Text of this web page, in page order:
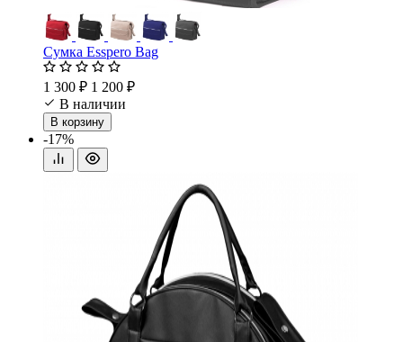
Сумка Esspero Bag
1 300 ₽ 1 200 ₽
В наличии
В корзину
-17%